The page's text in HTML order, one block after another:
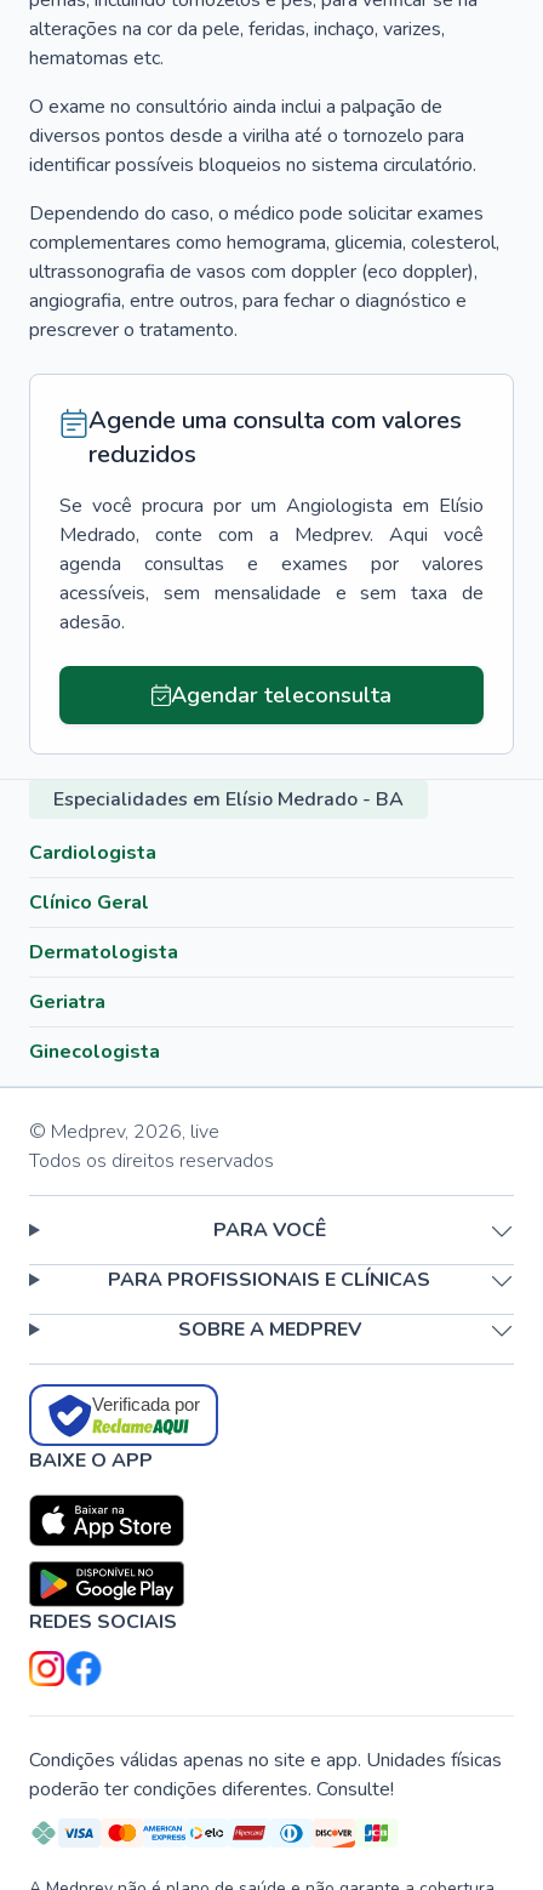
alterações na cor da pele, feridas, inchaço, varizes,
hematomas etc.
O exame no consultório ainda inclui a palpação de
diversos pontos desde a virilha até o tornozelo para
identificar possíveis bloqueios no sistema circulatório.
Dependendo do caso, o médico pode solicitar exames
complementares como hemograma, glicemia, colesterol,
ultrassonografia de vasos com doppler (eco doppler),
angiografia, entre outros, para fechar o diagnóstico e
prescrever o tratamento.
Agende uma consulta com valores
reduzidos
Se você procura por um Angiologista em Elísio
Medrado, conte com a Medprev. Aqui você
agenda consultas e exames por valores
acessíveis, sem mensalidade e sem taxa de
adesão.
Agendar teleconsulta
Especialidades em Elísio Medrado - BA
Cardiologista
Clínico Geral
Dermatologista
Geriatra
Ginecologista
© Medprev, 2026, live
Todos os direitos reservados
PARA VOCÊ
PARA PROFISSIONAIS E CLÍNICAS
SOBRE A MEDPREV
Verificada por
BAIXE O APP
REDES SOCIAIS
Condições válidas apenas no site e app. Unidades físicas
poderão ter condições diferentes. Consulte!